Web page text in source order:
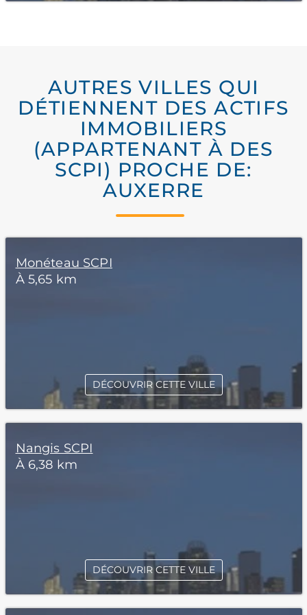
AUTRES VILLES QUI
DÉTIENNENT DES ACTIFS
IMMOBILIERS
(APPARTENANT À DES
SCPI) PROCHE DE:
AUXERRE
Monéteau SCPI
À 5,65 km
DÉCOUVRIR CETTE VILLE
Nangis SCPI
À 6,38 km
DÉCOUVRIR CETTE VILLE